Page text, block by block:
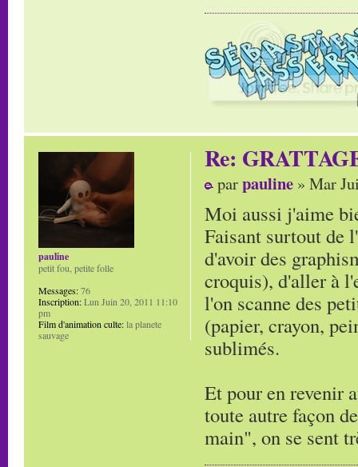
Re:
parpauline » Mar
Moi aussi j'aime
Faisant surtout de
d'avoir des
croquis), d'aller à
l'on scanne des
(papier, crayon,
sublimés.
Et pour en revenir
toute autre façon
main", on se sent
pauline
petit fou, petite folle
Messages:76
Inscription:Lun Juin 20, 2011 11:10
pm
Film d'animation culte:la planete
sauvage